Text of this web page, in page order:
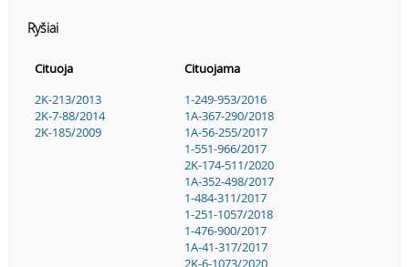
Ryšiai
Cituoja
Cituojama
2K-213/2013
2K-7-88/2014
2K-185/2009
1-249-953/2016
1A-367-290/2018
1A-56-255/2017
1-551-966/2017
2K-174-511/2020
1A-352-498/2017
1-484-311/2017
1-251-1057/2018
1-476-900/2017
1A-41-317/2017
2K-6-1073/2020